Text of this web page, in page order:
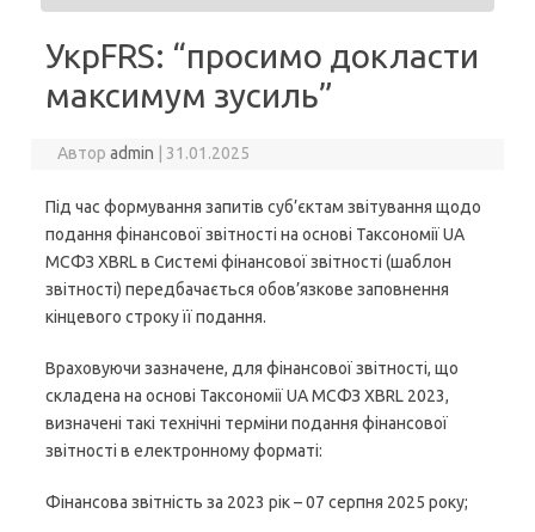
УкрFRS: “просимо докласти
максимум зусиль”
Авторadmin 31.01.2025
Під час формування запитів суб’єктам звітування щодо
подання фінансової звітності на основі Таксономії UA
МСФЗ XBRL в Системі фінансової звітності (шаблон
звітності) передбачається обов’язкове заповнення
кінцевого строку її подання.
Враховуючи зазначене, для фінансової звітності, що
складена на основі Таксономії UA МСФЗ XBRL 2023,
визначені такі технічні терміни подання фінансової
звітності в електронному форматі:
Фінансова звітність за 2023 рік – 07 серпня 2025 року;